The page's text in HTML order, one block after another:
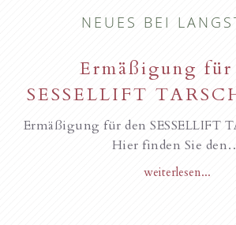
NEUES BEI
Ermäßigung für
SESSELLIFT
Ermäßigung für den SESSELLIFT
Hier finden Sie
weiterlesen...